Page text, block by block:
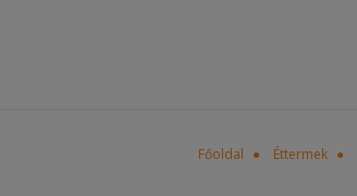
Főoldal Éttermek